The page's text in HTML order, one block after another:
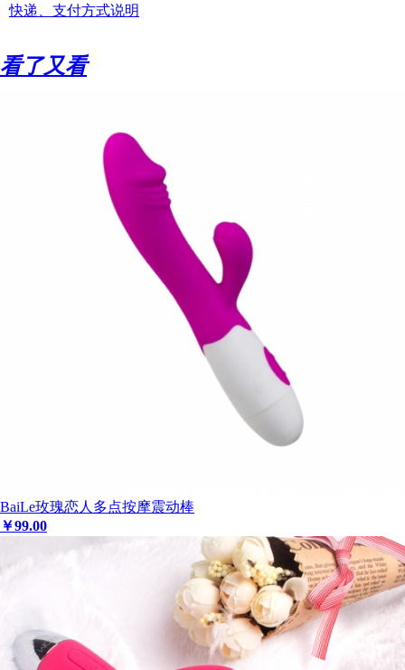
快递、支付方式说明
看了又看
BaiLe玫瑰恋人多点按摩震动棒
￥99.00